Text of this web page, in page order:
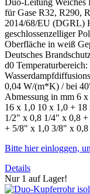
Duo-Leitung
für Gase R32, R290,
2014/68/EU (DGRL)
geschlossenzelliger
Oberfläche in weiß
Deutsches
d0
0,04 W/(m*K) / bei
Abmessung in mm 6
16 x 1,0 10 x 1,0 +
1/2" x 0,8 1/4" x 0,8
+ 5/8" x 1,0 3/8" x
Bitte hier einloggen,
Details
Nur 1 auf Lager!